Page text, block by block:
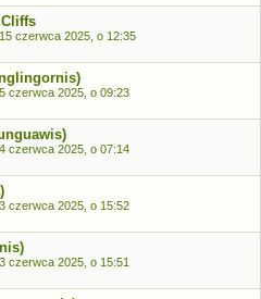
15 czerwca 2025, o 12:35
5 czerwca 2025, o 09:23
4 czerwca 2025, o 07:14
3 czerwca 2025, o 15:52
3 czerwca 2025, o 15:51